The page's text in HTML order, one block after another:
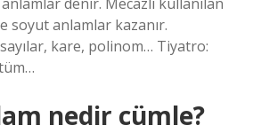
soyut anlamlar kazanır.
kare, polinom… Tiyatro:
nedir cümle?